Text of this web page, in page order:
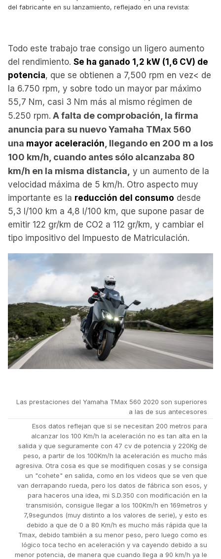
del fabricante en su lanzamiento, reflejado en una revista:
Todo este trabajo trae consigo un ligero aumento
del rendimiento. Se ha ganado 1,2 kW (1,6 CV) de
potencia, que se obtienen a 7,500 rpm en vez< de
la 6.750 rpm, y sobre todo un mayor par máximo
55,7 Nm, casi 3 Nm más al mismo régimen de
5.250 rpm. A falta de comprobación, la firma
anuncia para su nuevo Yamaha TMax 560
una mayor aceleración , llegando en 200 m a los
100 km/h, cuando antes sólo alcanzaba 80
km/h en la misma distancia, y un aumento de la
velocidad máxima de 5 km/h. Otro aspecto muy
importante es la reducción del consumo desde
5,3 l/100 km a 4,8 l/100 km, que supone pasar de
emitir 122 gr/km de CO2 a 112 gr/km, y cambiar el
tipo impositivo del Impuesto de Matriculación.
Las prestaciones del Yamaha TMax 560 2020 son superiores
a las de sus antecesores
Esos datos reflejan que si se necesitan 200 metros para
alcanzar los 100 Km/h la aceleración no es tan alta en la
salida y que seguramente con 47 cv de potencia y 220Kg de
peso, a partir de los 100Km/h la aceleración es mucho más
agresiva. Otra cosa es que se modifiquen cosas y se consiga
un "cohete" en salida, como en los videos que se ven que
van derrapando rueda, pero los datos de fábrica son esos, y
para haceros una idea, mi S.D.350 con modificación en la
transmisión, consigue llegar a los 100Km/h en 169metros y
7,9segundos (muy distinto a los valores de serie), y esto es
debido a que de 0 a 80 Km/h es mucho más rápida que la
Tmax, debido también a su menor peso, pero luego como es
lógico toca techo en aceleración y va cayendo debido a su
menor potencia, de manera que cuando llega a 90 km/h ya le